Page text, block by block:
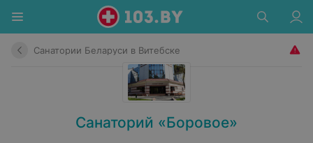
Санатории Беларуси в Витебске
Санаторий «Боровое»